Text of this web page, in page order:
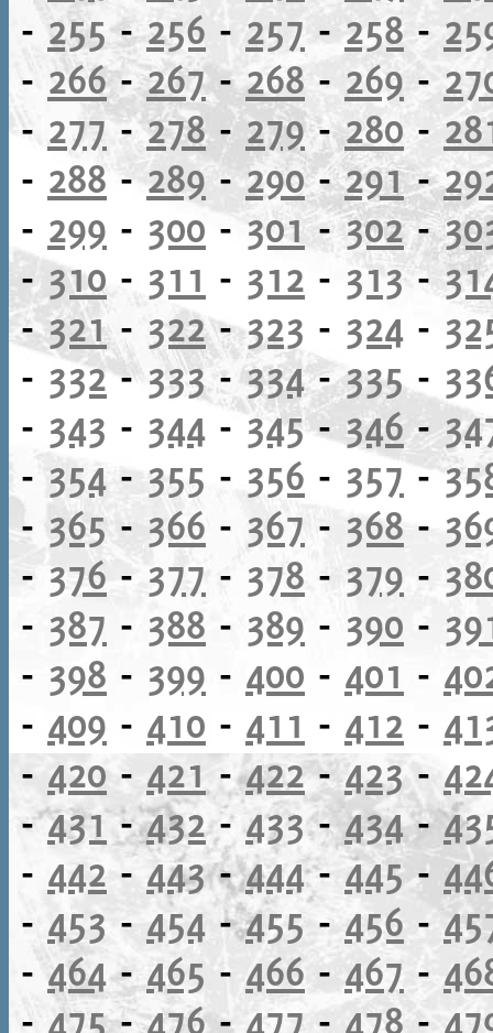
-255-256 - 257-258 -
- 266-267-268 - 269 -
- 277-278-279-280-
- 288 -289 -290-291-
- 299 - 300 -301-302-
- 310 - 311 - 312 - 313-
-321- 322-323 - 324 -
- 332-333-334-335-
- 343 - 344 -345- 346-
- 354- 355 - 356 - 357-
-365- 366 - 367 - 368 -
- 376- 377 - 378 - 379 -
- 387 - 388 - 389 - 390 -
- 398 - 399 - 400 - 401 -
- 409 - 410 - 411 - 412 -
- 420 - 421 -422-423-
-431-432- 433-434-
- 442 - 443-444- 445-
- 453- 454-455-456 -
-464-465 - 466 - 467 -
- 475-476- 477- 478 -